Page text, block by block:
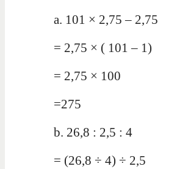
a. 101 × 2,75 – 2,75
= 2,75 × ( 101 – 1)
= 2,75 × 100
=275
b. 26,8 : 2,5 : 4
= (26,8 ÷ 4) ÷ 2,5